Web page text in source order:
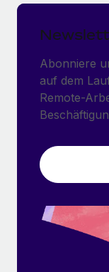
Abonniere
auf dem
Remote-